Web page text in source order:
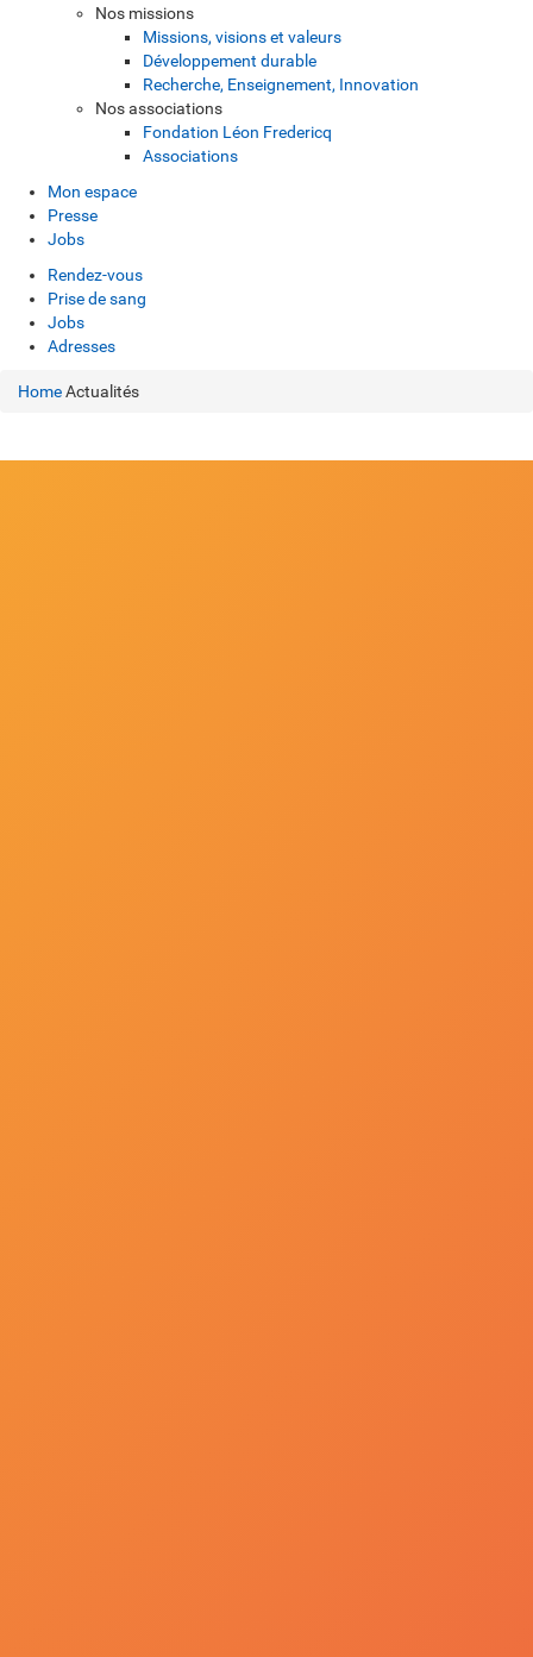
Nos missions
Missions, visions et valeurs
Développement durable
Recherche, Enseignement, Innovation
Nos associations
Fondation Léon Fredericq
Associations
Mon espace
Presse
Jobs
Rendez-vous
Prise de sang
Jobs
Adresses
HomeActualités